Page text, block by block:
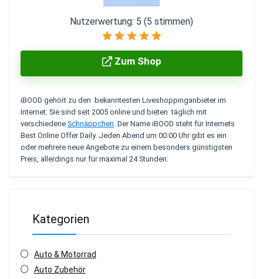
Nutzerwertung: 5 (5 stimmen)
Zum Shop
iBOOD gehört zu den bekanntesten Liveshoppinganbieter im
Internet. Sie sind seit 2005 online und bieten täglich mit
verschiedene Schnäppchen . Der Name iBOOD steht für Internets
Best Online Offer Daily. Jeden Abend um 00:00 Uhr gibt es ein
oder mehrere neue Angebote zu einem besonders günstigsten
Preis, allerdings nur für maximal 24 Stunden.
Kategorien
Auto & Motorrad
Auto Zubehör